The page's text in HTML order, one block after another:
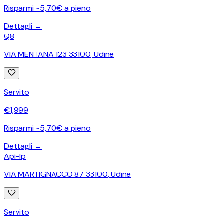
Risparmi ~5,70€ a pieno
Dettagli →
Q8
VIA MENTANA 123 33100,Udine
Servito
€1,999
Risparmi ~5,70€ a pieno
Dettagli →
Api-Ip
VIA MARTIGNACCO 87 33100,Udine
Servito